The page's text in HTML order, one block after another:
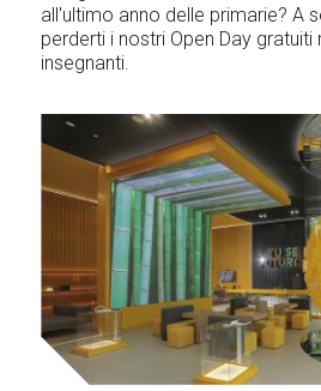
all'ultimo anno delle primarie? A
perderti i nostri Open Day gratuiti
insegnanti.